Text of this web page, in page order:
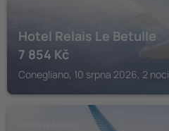
Hotel Relais Le Betulle
7 854 Kč
Conegliano, 10 srpna 2026, 2 noci